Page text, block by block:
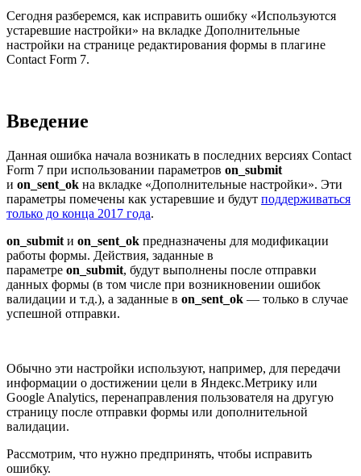
Сегодня разберемся, как исправить ошибку «Используются
устаревшие настройки» на вкладке Дополнительные
настройки на странице редактирования формы в плагине
Contact Form 7.
Введение
Данная ошибка начала возникать в последних версиях Contact
Form 7 при использовании параметров on_submit
и on_sent_ok на вкладке «Дополнительные настройки». Эти
параметры помечены как устаревшие и будут поддерживаться
только до конца 2017 года.
on_submit и on_sent_ok предназначены для модификации
работы формы. Действия, заданные в
параметре on_submit, будут выполнены после отправки
данных формы (в том числе при возникновении ошибок
валидации и т.д.), а заданные в on_sent_ok — только в случае
успешной отправки.
Обычно эти настройки используют, например, для передачи
информации о достижении цели в Яндекс.Метрику или
Google Analytics, перенаправления пользователя на другую
страницу после отправки формы или дополнительной
валидации.
Рассмотрим, что нужно предпринять, чтобы исправить
ошибку.